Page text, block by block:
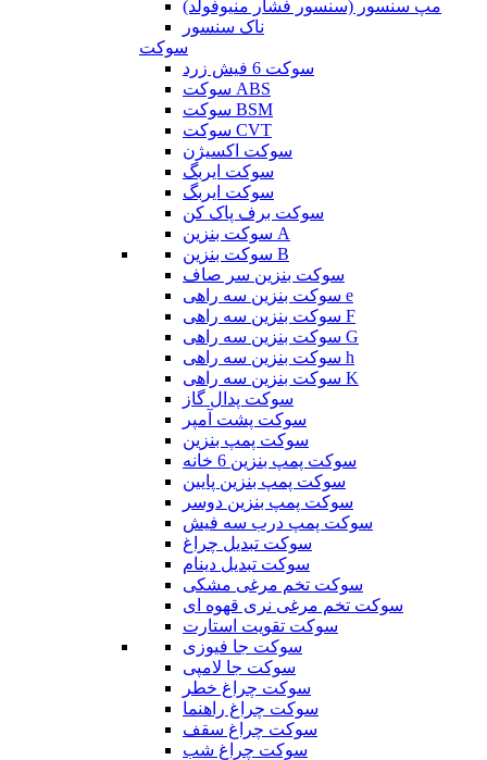
مپ سنسور (سنسور فشار منیوفولد)
ناک سنسور
سوکت
سوکت 6 فیش زرد
سوکت ABS
سوکت BSM
سوکت CVT
سوکت اکسیژن
سوکت ایربگ
سوکت ایربگ
سوکت برف پاک کن
سوکت بنزین A
سوکت بنزین B
سوکت بنزین سر صاف
سوکت بنزین سه راهی e
سوکت بنزین سه راهی F
سوکت بنزین سه راهی G
سوکت بنزین سه راهی h
سوکت بنزین سه راهی K
سوکت پدال گاز
سوکت پشت آمپر
سوکت پمپ بنزین
سوکت پمپ بنزین 6 خانه
سوکت پمپ بنزین پایین
سوکت پمپ بنزین دوسر
سوکت پمپ درب سه فیش
سوکت تبدیل چراغ
سوکت تبدیل دینام
سوکت تخم مرغی مشکی
سوکت تخم مرغی نری قهوه ای
سوکت تقویت استارت
سوکت جا فیوزی
سوکت جا لامپی
سوکت چراغ خطر
سوکت چراغ راهنما
سوکت چراغ سقف
سوکت چراغ شب